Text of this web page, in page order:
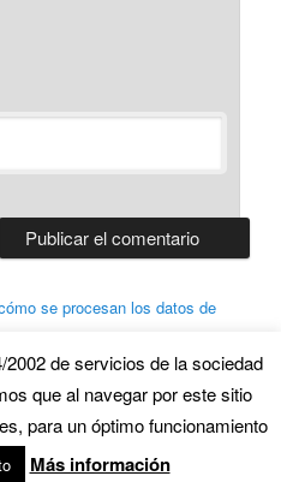
se procesan los datos de
a WordPress
de servicios de la sociedad
que al navegar por este sitio
para un óptimo funcionamiento
Más información